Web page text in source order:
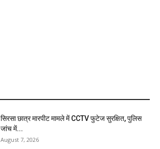
सिरसा छात्र मारपीट मामले में CCTV फुटेज सुरक्षित, पुलिस
जांच में...
August 7, 2026